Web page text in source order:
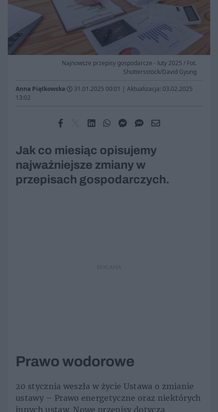
Najnowsze przepisy gospodarcze - luty 2025 / Fot.
Shuttersstock/David Gyung
Anna Piątkowska 31.01.2025 00:01 | Aktualizacja: 03.02.2025
13:02
Jak co miesiąc opisujemy
najważniejsze zmiany w
przepisach gospodarczych.
REKLAMA
Prawo wodorowe
20 stycznia weszła w życie Ustawa o zmianie
ustawy – Prawo energetyczne oraz niektórych
innych ustaw. Nowe przepisy dotyczą